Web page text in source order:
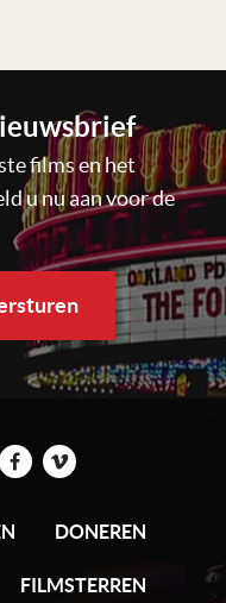
films en het
u nu aan voor de
DONEREN
FILMSTERREN